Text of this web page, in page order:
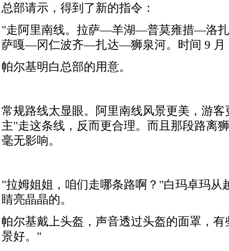
总部请示，得到了新的指令：
"走阿里南线。拉萨—羊湖—普莫雍措—洛
萨嘎—冈仁波齐—扎达—狮泉河。时间 9 月
帕尔基明白总部的用意。
常规路线太显眼。阿里南线风景更美，游客
主"走这条线，反而更合理。而且那段路离
毫无影响。
"拉姆姐姐，咱们走哪条路啊？ "白玛卓玛从
睛亮晶晶的。
帕尔基戴上头盔，声音透过头盔的面罩，有
景好。 "